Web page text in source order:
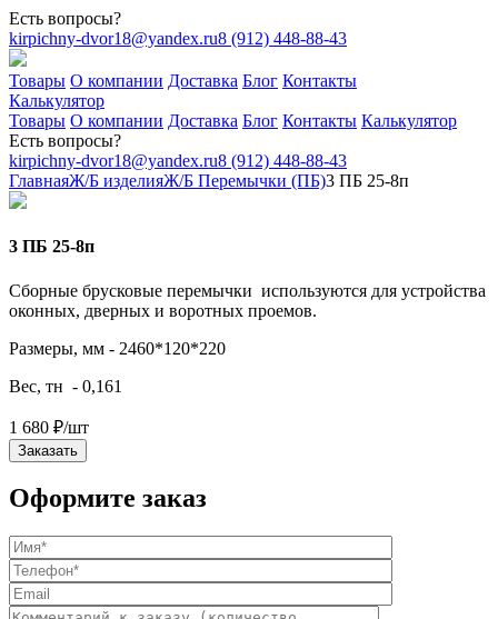
Есть вопросы?
kirpichny-dvor18@yandex.ru8 (912) 448-88-43
Товары О компании Доставка Блог Контакты
Калькулятор
Товары О компании Доставка Блог Контакты Калькулятор
Есть вопросы?
kirpichny-dvor18@yandex.ru8 (912) 448-88-43
ГлавнаяЖ/Б изделияЖ/Б Перемычки (ПБ)3 ПБ 25-8п
3 ПБ 25-8п
Сборные брусковые перемычки используются для устройства
оконных, дверных и воротных проемов.
Размеры, мм - 2460*120*220
Вес, тн - 0,161
1 680 ₽/шт
Заказать
Оформите заказ